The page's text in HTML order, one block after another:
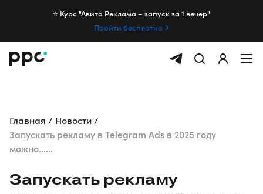
⭐️ Курс "Авито Реклама – запуск за 1 вечер"
Пройти бесплатно
Главная
Новости
Запускать рекламу в Telegram Ads в 2025 году
можно......
Запускать рекламу